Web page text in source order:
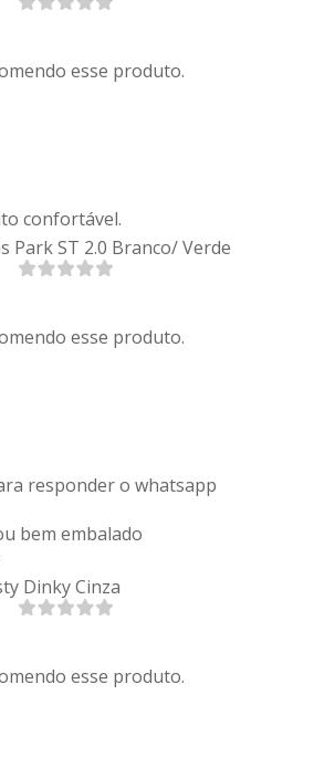
esse produto.
confortável.
Park ST 2.0 Branco/ Verde
esse produto.
responder o whatsapp
bem embalado
Dinky Cinza
esse produto.